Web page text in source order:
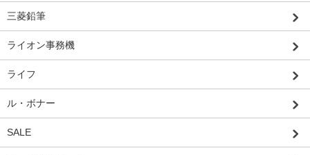
三菱鉛筆
ライオン事務機
ライフ
ル・ボナー
SALE